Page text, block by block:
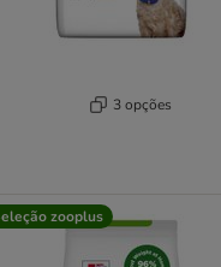
3 opções
zooplus